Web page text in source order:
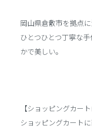
岡山県倉敷市を拠点に
ひとつひとつ丁寧な
かで美しい。
【ショッピングカー
ショッピングカート